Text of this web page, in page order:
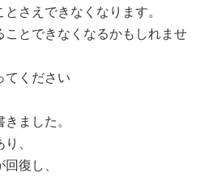
さえできなくなります。
ことできなくなるかもしれませ
てください
ました。
、
復し、